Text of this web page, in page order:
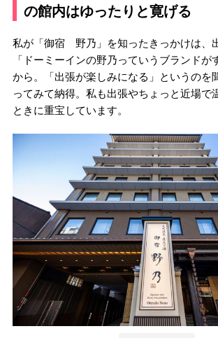
の館内はゆったりと寛げる
私が「御宿 野乃」を知ったきっかけは、
「ドーミーインの野乃っていうブランドが
から。「出張が楽しみになる」というのを
ってみて納得。私も出張やちょっと近場で
ときに重宝しています。